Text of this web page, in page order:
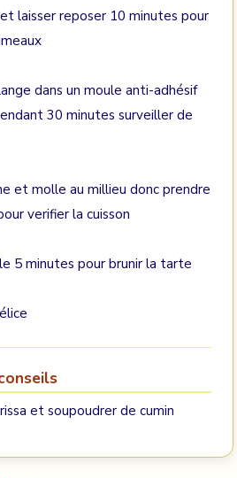
laisser reposer 10 minutes pour
dans un moule anti-adhésif
30 minutes surveiller de
et molle au millieu donc prendre
verifier la cuisson
5 minutes pour brunir la tarte
et soupoudrer de cumin